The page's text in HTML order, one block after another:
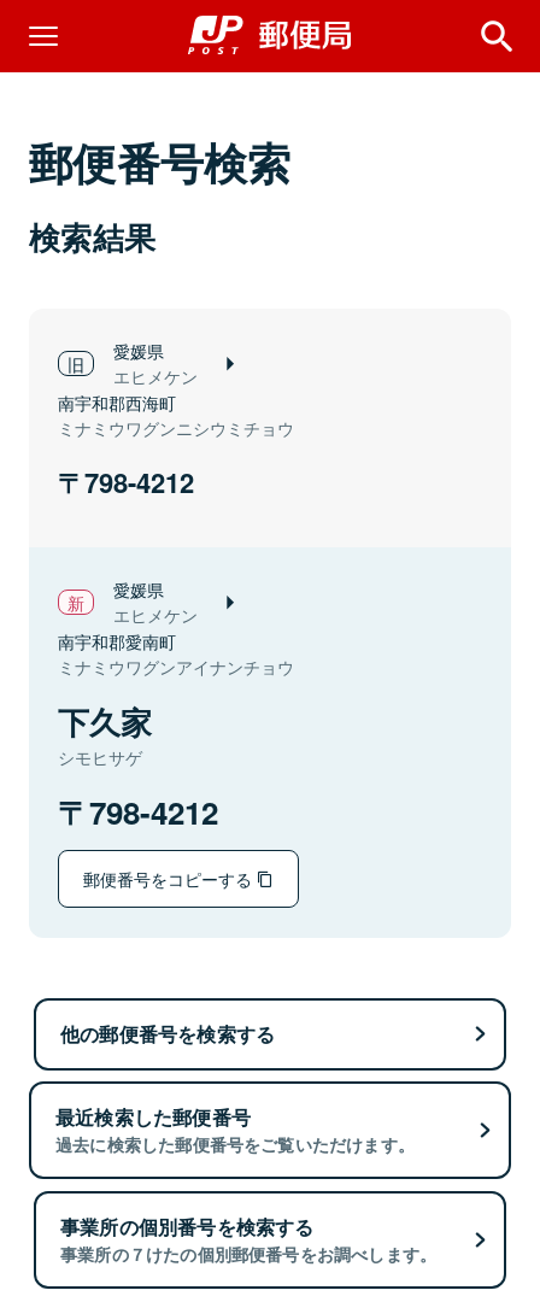
郵便番号検索
検索結果
愛媛県
エヒメケン
南宇和郡西海町
ミナミウワグンニシウミチョウ
798-4212
愛媛県
エヒメケン
南宇和郡愛南町
ミナミウワグンアイナンチョウ
下久家
シモヒサゲ
798-4212
郵便番号をコピーする
他の郵便番号を検索する
最近検索した郵便番号
過去に検索した郵便番号をご覧いただけます。
事業所の個別番号を検索する
事業所の７けたの個別郵便番号をお調べします。